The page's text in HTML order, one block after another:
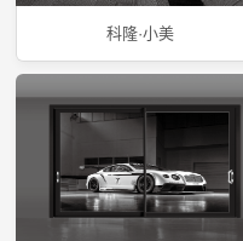
科隆·小美